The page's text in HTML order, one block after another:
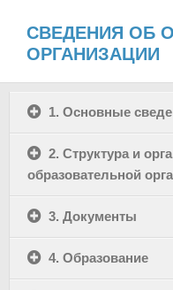
СВЕДЕНИЯ ОБ
ОРГАНИЗАЦИИ
1. Основные
2. Структура и
образовательной
3. Документы
4. Образование